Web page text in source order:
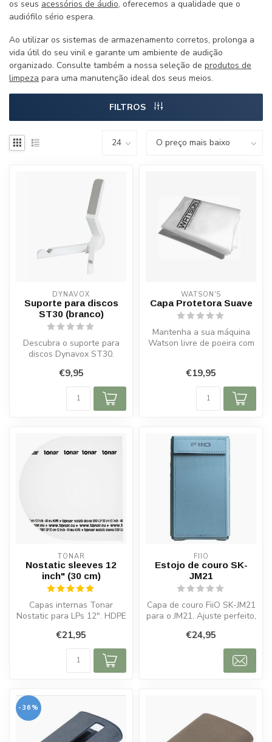
os seus acessórios de áudio, oferecemos a qualidade que o
audiófilo sério espera.
Ao utilizar os sistemas de armazenamento corretos, prolonga a
vida útil do seu vinil e garante um ambiente de audição
organizado. Consulte também a nossa seleção de produtos de
limpeza para uma manutenção ideal dos seus meios.
FILTROS
DYNAVOX
Suporte para discos
ST30 (branco)
Descubra o suporte para
discos Dynavox ST30.
para apr...
€9,95
WATSON'S
Capa Protetora Suave
Mantenha a sua máquina
Watson livre de poeira com
€19,95
TONAR
Nostatic sleeves 12
inch" (30 cm)
Capas internas Tonar
Nostatic para LPs 12". HDPE
unidad...
€21,95
FIIO
Estojo de couro SK-
JM21
Capa de couro FiiO SK-JM21
para o JM21. Ajuste perfeito,
€24,95
-36%